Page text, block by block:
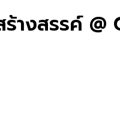
งสรรค์